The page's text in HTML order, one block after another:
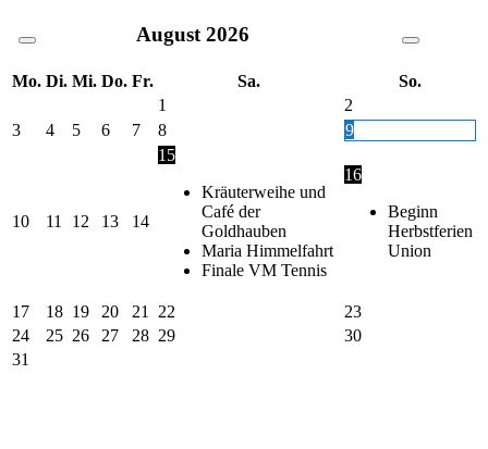
August 2026
Mo. Di. Mi. Do. Fr. Sa.
So.
1
2
3
4 5 6 7 8 9
10 11 12 13 14
15
Kräuterweihe und
Café der
Goldhauben
Maria Himmelfahrt
Finale VM Tennis
16
Beginn
Herbstferien
Union
17 18 19 20 21 22
23
24
25 26 27 28 29
30
31